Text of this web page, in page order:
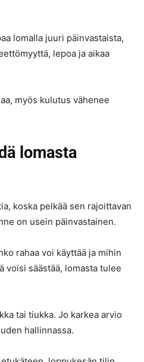
lomalla juuri päinvastaista,
lepoa ja aikaa
myös kulutus vähenee
lomasta
koska pelkää sen rajoittavan
on usein päinvastainen.
rahaa voi käyttää ja mihin
voisi säästää, lomasta tulee
tai tiukka. Jo karkea arvio
hallinnassa.